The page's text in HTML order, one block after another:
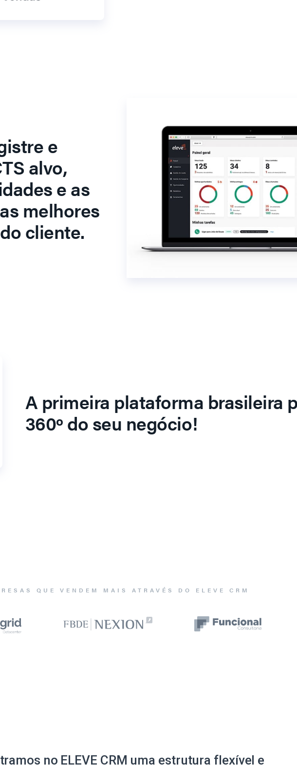
e
alvo,
e as
melhores
cliente.
A primeira plataforma brasileira
360º do seu negócio!
QUE VENDEM MAIS ATRAVÉS DO ELEVE CRM
no ELEVE CRM uma estrutura flexível e